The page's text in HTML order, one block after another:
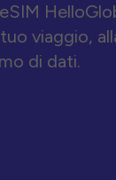
viaggio,
di dati.